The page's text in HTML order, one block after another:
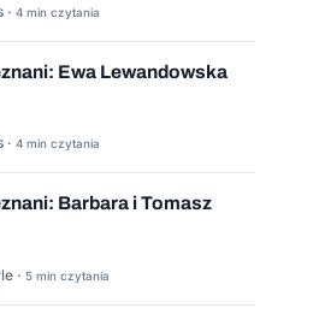
· 4 min czytania
Ewa Lewandowska
· 4 min czytania
Barbara i Tomasz
· 5 min czytania